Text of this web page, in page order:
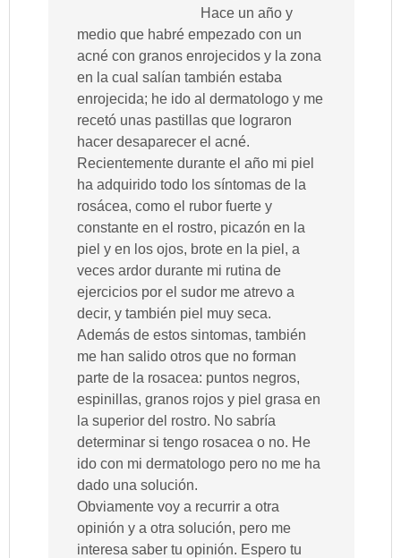
Hace un año y
medio que habré empezado con un
acné con granos enrojecidos y la zona
en la cual salían también estaba
enrojecida; he ido al dermatologo y me
recetó unas pastillas que lograron
hacer desaparecer el acné.
Recientemente durante el año mi piel
ha adquirido todo los síntomas de la
rosácea, como el rubor fuerte y
constante en el rostro, picazón en la
piel y en los ojos, brote en la piel, a
veces ardor durante mi rutina de
ejercicios por el sudor me atrevo a
decir, y también piel muy seca.
Además de estos sintomas, también
me han salido otros que no forman
parte de la rosacea: puntos negros,
espinillas, granos rojos y piel grasa en
la superior del rostro. No sabría
determinar si tengo rosacea o no. He
ido con mi dermatologo pero no me ha
dado una solución.
Obviamente voy a recurrir a otra
opinión y a otra solución, pero me
interesa saber tu opinión. Espero tu